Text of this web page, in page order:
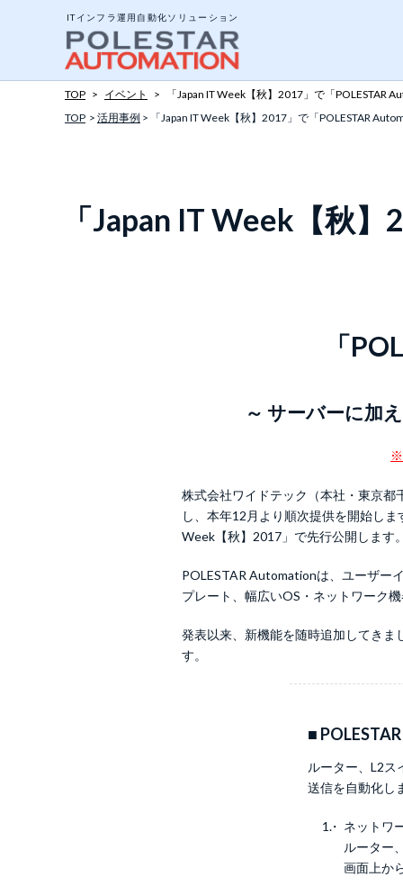
ITインフラ運用自動化ソリューション
ジョブについて
API公開インター
TOP > イベント >
「Japan IT Week【秋】2017」で「POLESTAR
TOP > 活用事例 > 「Japan IT Week【秋】2017」で「POLESTAR
「Japan IT Week【秋
「
～ サーバーに加
※
株式会社ワイドテック（本社・東京
し、本年12月より順次提供を開始し
Week【秋】2017」で先行公開します
POLESTAR Automationは、ユーザー
プレート、幅広いOS・ネットワーク
発表以来、新機能を随時追加してき
す。
■
ルーター、L2ス
送信を自動化し
ネットワ
ルーター
画面上か